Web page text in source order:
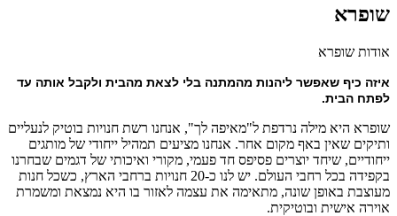
שופרא
אודות שופרא
לפתח הבית.
שופרא היא מילה נרדפת ל"מאיפה לך", אנחנו רשת חנויות בוטיק לנעליים
ותיקים שאין באף מקום אחר. אנחנו מציעים תמהיל ייחודי של מותגים
ייחודיים, שיחד יוצרים פסיפס חד פעמי, מקורי ואיכותי של דגמים שבחרנו
בקפידה בכל רחבי העולם. יש לנו כ-20 חנויות ברחבי הארץ, כשכל חנות
מעוצבת באופן שונה, מתאימה את עצמה לאזור בו היא נמצאת ומשמרת
אוירה אישית ובוטיקית.